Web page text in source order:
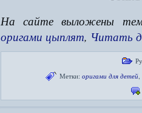
На сайте выложены
оригами цыплят, Читать
Метки: оригами для детей,